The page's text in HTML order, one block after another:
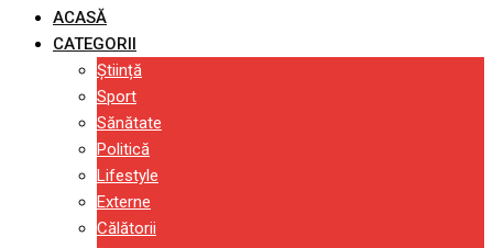
ACASĂ
CATEGORII
Știință
Sport
Sănătate
Politică
Lifestyle
Externe
Călătorii